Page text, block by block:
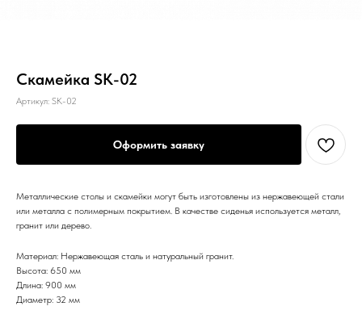
Скамейка SK-02
Артикул: SK-02
Оформить заявку
Металлические столы и скамейки могут быть изготовлены из нержавеющей стали
или металла с полимерным покрытием. В качестве сиденья используется металл,
гранит или дерево.
Материал: Нержавеющая сталь и натуральный гранит.
Высота: 650 мм
Длина: 900 мм
Диаметр: 32 мм